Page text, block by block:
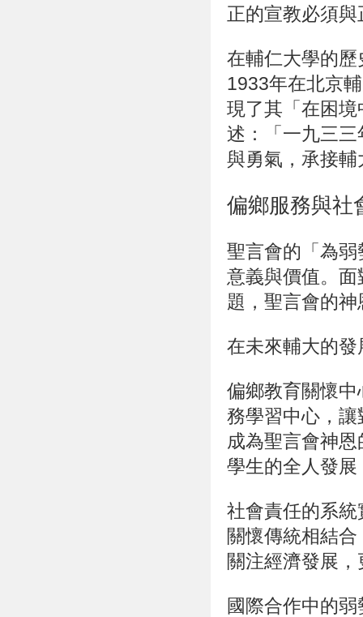
正的宣教必須
在輔仁大學的
1933年在北京
現了其「在困
述：「一九三
與勇氣，承接
偏鄉服務與社
聖言會的「為
意義與價值。
題，聖言會的
在未來輔大的
偏鄉教育關懷
務學習中心，
成為聖言會神
學生的全人發
社會責任的系統
關懷傳統相結
關注經濟發展
國際合作中的